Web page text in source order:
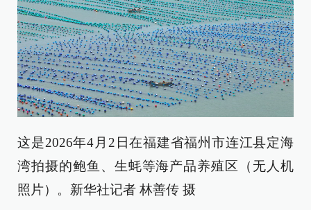
这是2026年4月2日在福建省福州市连江县定海
湾拍摄的鲍鱼、生蚝等海产品养殖区（无人机
照片）。新华社记者 林善传 摄